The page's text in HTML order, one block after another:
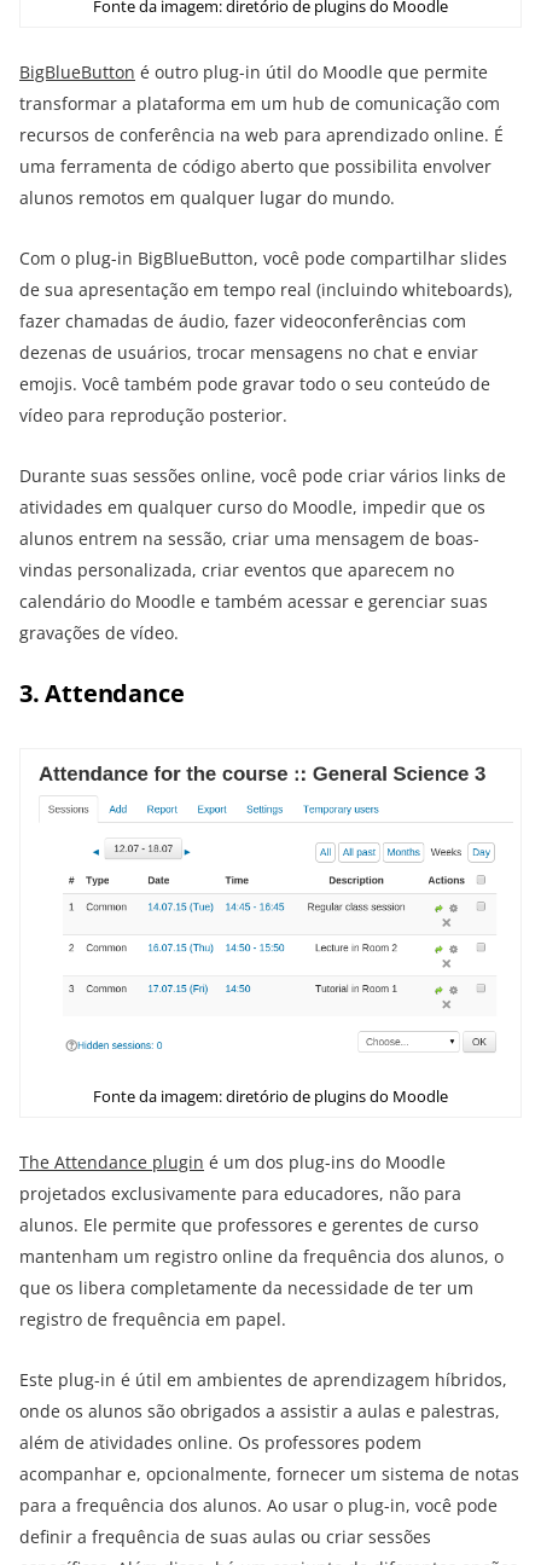
Fonte da imagem: diretório de plugins do Moodle
BigBlueButton é outro plug-in útil do Moodle que permite
transformar a plataforma em um hub de comunicação com
recursos de conferência na web para aprendizado online. É
uma ferramenta de código aberto que possibilita envolver
alunos remotos em qualquer lugar do mundo.
Com o plug-in BigBlueButton, você pode compartilhar slides
de sua apresentação em tempo real (incluindo whiteboards),
fazer chamadas de áudio, fazer videoconferências com
dezenas de usuários, trocar mensagens no chat e enviar
emojis. Você também pode gravar todo o seu conteúdo de
vídeo para reprodução posterior.
Durante suas sessões online, você pode criar vários links de
atividades em qualquer curso do Moodle, impedir que os
alunos entrem na sessão, criar uma mensagem de boas-
vindas personalizada, criar eventos que aparecem no
calendário do Moodle e também acessar e gerenciar suas
gravações de vídeo.
3. Attendance
Fonte da imagem: diretório de plugins do Moodle
The Attendance plugin é um dos plug-ins do Moodle
projetados exclusivamente para educadores, não para
alunos. Ele permite que professores e gerentes de curso
mantenham um registro online da frequência dos alunos, o
que os libera completamente da necessidade de ter um
registro de frequência em papel.
Este plug-in é útil em ambientes de aprendizagem híbridos,
onde os alunos são obrigados a assistir a aulas e palestras,
além de atividades online. Os professores podem
acompanhar e, opcionalmente, fornecer um sistema de notas
para a frequência dos alunos. Ao usar o plug-in, você pode
definir a frequência de suas aulas ou criar sessões